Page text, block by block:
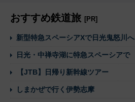
おすすめ鉄道旅 [PR]
新型特急スペーシアXで日光鬼怒川へ
日光・中禅寺湖に特急スペーシアで
【JTB】日帰り新幹線ツアー
しまかぜで行く伊勢志摩